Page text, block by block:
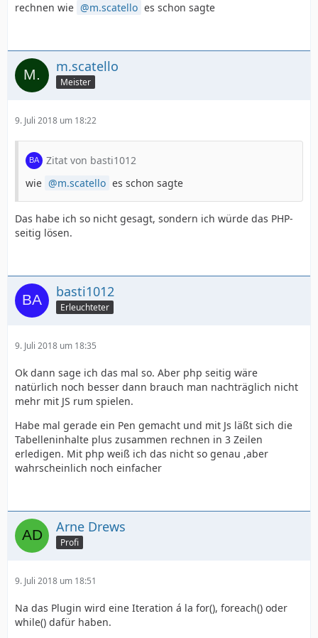
rechnen wie m.scatello es schon sagte
m.scatello
Meister
9. Juli 2018 um 18:22
Zitat von basti1012
wie
m.scatello es schon sagte
Das habe ich so nicht gesagt, sondern ich würde das PHP-
seitig lösen.
basti1012
Erleuchteter
9. Juli 2018 um 18:35
Ok dann sage ich das mal so. Aber php seitig wäre
natürlich noch besser dann brauch man nachträglich nicht
mehr mit JS rum spielen.
Habe mal gerade ein Pen gemacht und mit Js läßt sich die
Tabelleninhalte plus zusammen rechnen in 3 Zeilen
erledigen. Mit php weiß ich das nicht so genau ,aber
wahrscheinlich noch einfacher
Arne Drews
Profi
9. Juli 2018 um 18:51
Na das Plugin wird eine Iteration á la for(), foreach() oder
while() dafür haben.